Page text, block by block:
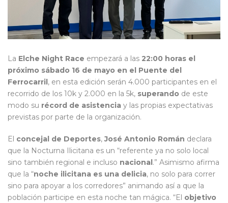
La Elche Night Race empezará a las 22:00 horas el
próximo sábado 16 de mayo en el Puente del
Ferrocarril, en esta edición serán 4.000 participantes en el
recorrido de los 10k y 2.000 en la 5k, superando de este
modo su récord de asistencia y las propias expectativas
previstas por parte de la organización.
El concejal de Deportes,José Antonio Román declara
que la Nocturna Ilicitana es un “referente ya no solo local
sino también regional e incluso nacional.” Asimismo afirma
que la “noche ilicitana es una delicia, no solo para correr
sino para apoyar a los corredores” animando así a que la
población participe en esta noche tan mágica. “El objetivo